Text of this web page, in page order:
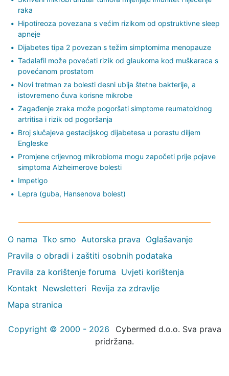
raka
Hipotireoza povezana s većim rizikom od opstruktivne sleep
apneje
Dijabetes tipa 2 povezan s težim simptomima menopauze
Tadalafil može povećati rizik od glaukoma kod muškaraca s
povećanom prostatom
Novi tretman za bolesti desni ubija štetne bakterije, a
istovremeno čuva korisne mikrobe
Zagađenje zraka može pogoršati simptome reumatoidnog
artritisa i rizik od pogoršanja
Broj slučajeva gestacijskog dijabetesa u porastu diljem
Engleske
Promjene crijevnog mikrobioma mogu započeti prije pojave
simptoma Alzheimerove bolesti
Impetigo
Lepra (guba, Hansenova bolest)
O nama Tko smo Autorska prava Oglašavanje
Pravila o obradi i zaštiti osobnih podataka
Pravila za korištenje foruma Uvjeti korištenja
Kontakt Newsletteri Revija za zdravlje
Mapa stranica
Copyright © 2000 - 2026
Cybermed d.o.o. Sva prava
pridržana.